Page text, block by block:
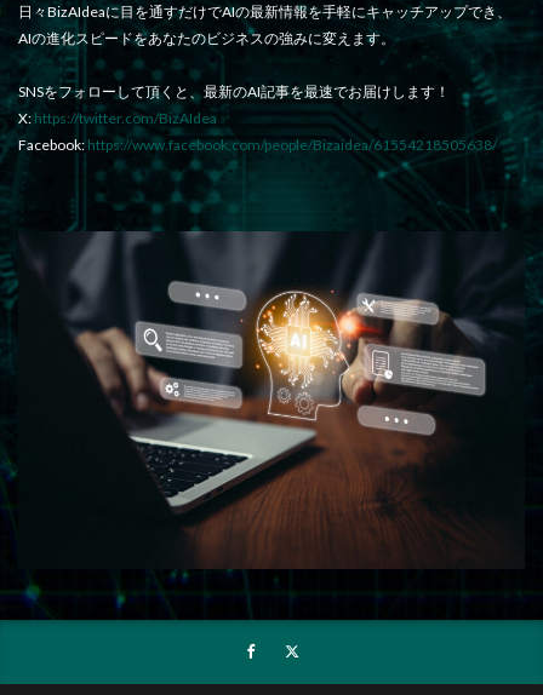
日々BizAIdeaに目を通すだけでAIの最新情報を手軽にキャッチアップでき、
AIの進化スピードをあなたのビジネスの強みに変えます。
SNSをフォローして頂くと、最新のAI記事を最速でお届けします！
X: https://twitter.com/BizAIdea
Facebook: https://www.facebook.com/people/Bizaidea/61554218505638/